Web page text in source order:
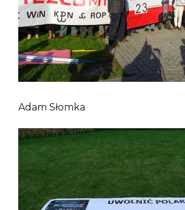
Adam Słomka